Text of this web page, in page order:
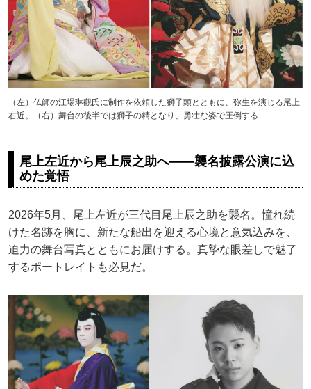
（左）仏師の江場琳觀氏に制作を依頼した獅子頭とともに、弥生を演じる尾上
右近。（右）舞台の後半では獅子の精となり、勇壮な姿で圧倒する
尾上左近から尾上辰之助へ――襲名披露公演に込
めた覚悟
2026年5月、尾上左近が三代目尾上辰之助を襲名。憧れ続
けた名跡を胸に、新たな船出を迎える心境と意気込みを、
迫力の舞台写真とともにお届けする。真摯な眼差しで魅了
するポートレイトも必見だ。